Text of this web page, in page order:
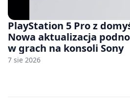
PlayStation 5 Pro z
Nowa aktualizacja
w grach na konsoli Sony
7 sie 2026